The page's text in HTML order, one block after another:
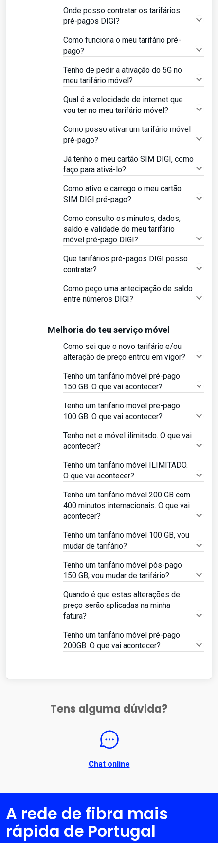
Onde posso contratar os tarifários
pré-pagos DIGI?
Como funciona o meu tarifário pré-
pago?
Tenho de pedir a ativação do 5G no
meu tarifário móvel?
Qual é a velocidade de internet que
vou ter no meu tarifário móvel?
Como posso ativar um tarifário móvel
pré-pago?
Já tenho o meu cartão SIM DIGI, como
faço para ativá-lo?
Como ativo e carrego o meu cartão
SIM DIGI pré-pago?
Como consulto os minutos, dados,
saldo e validade do meu tarifário
móvel pré-pago DIGI?
Que tarifários pré-pagos DIGI posso
contratar?
Como peço uma antecipação de saldo
entre números DIGI?
Melhoria do teu serviço móvel
Como sei que o novo tarifário e/ou
alteração de preço entrou em vigor?
Tenho um tarifário móvel pré-pago
150 GB. O que vai acontecer?
Tenho um tarifário móvel pré-pago
100 GB. O que vai acontecer?
Tenho net e móvel ilimitado. O que vai
acontecer?
Tenho um tarifário móvel ILIMITADO.
O que vai acontecer?
Tenho um tarifário móvel 200 GB com
400 minutos internacionais. O que vai
acontecer?
Tenho um tarifário móvel 100 GB, vou
mudar de tarifário?
Tenho um tarifário móvel pós-pago
150 GB, vou mudar de tarifário?
Quando é que estas alterações de
preço serão aplicadas na minha
fatura?
Tenho um tarifário móvel pré-pago
200GB. O que vai acontecer?
Tens alguma dúvida?
Chat online
A rede de fibra mais
rápida de Portugal